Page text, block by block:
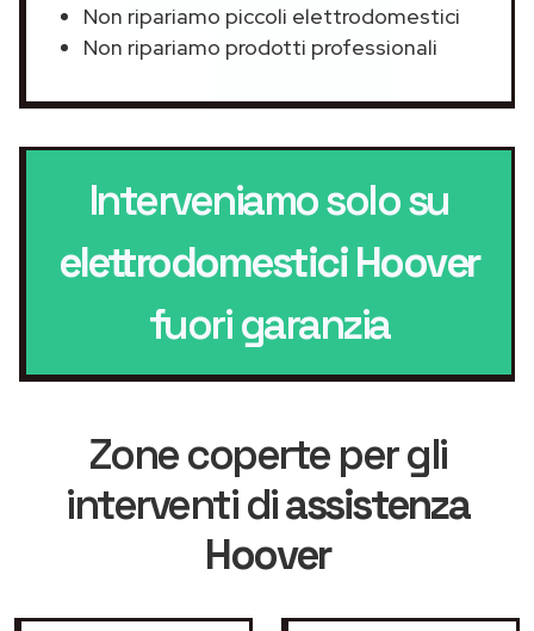
Non ripariamo piccoli elettrodomestici
Non ripariamo prodotti professionali
Interveniamo solo su
elettrodomestici Hoover
fuori garanzia
Zone coperte per gli
interventi diassistenza
Hoover